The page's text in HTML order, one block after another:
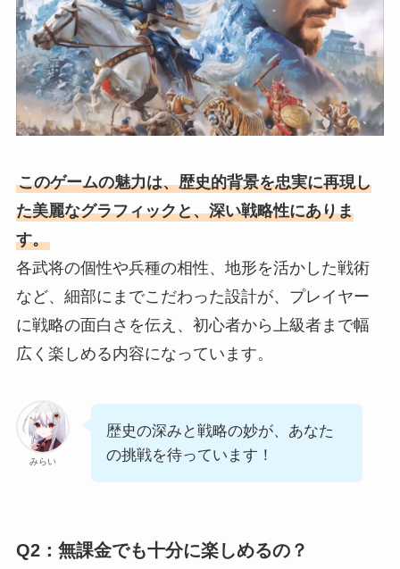
このゲームの魅力は、歴史的背景を忠実に再現し
た美麗なグラフィックと、深い戦略性にありま
す。
各武将の個性や兵種の相性、地形を活かした戦術
など、細部にまでこだわった設計が、プレイヤー
に戦略の面白さを伝え、初心者から上級者まで幅
広く楽しめる内容になっています。
みらい
歴史の深みと戦略の妙が、あなた
の挑戦を待っています！
Q2：無課金でも十分に楽しめるの？